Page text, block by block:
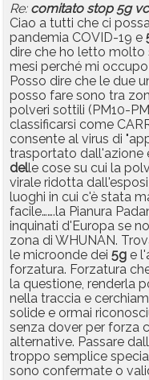
Re: comitato stop 5g
Ciao a tutti che ci
pandemia COVID-19 e
dire che ho letto molto
mesi perché mi
Posso dire che le due
posso fare sono tra
polveri sottili (PM10-
classificarsi come
consente al virus di
trasportato dall'azione
delle cose su cui la
virale ridotta
luoghi in cui c'è stata
facile…….la Pianura
inquinati d'Europa se
zona di WHUNAN.
le microonde dei 5g e
forzatura. Forzatura
la questione, renderla
nella traccia e
solide e ormai
senza dover per forza
alternative. Passare
troppo semplice
sono confermate o